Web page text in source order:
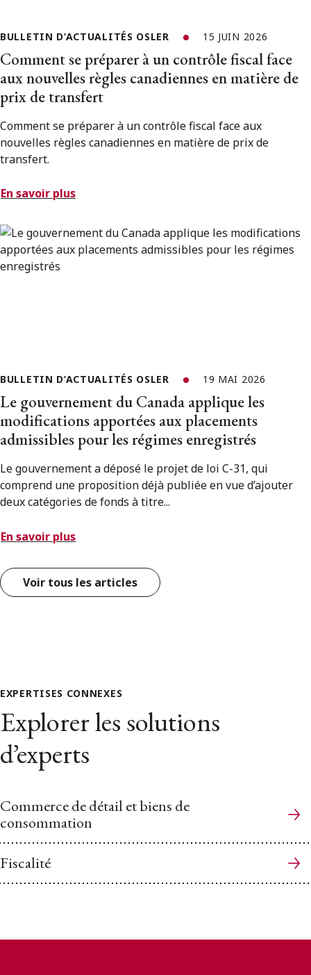
BULLETIN D’ACTUALITÉS OSLER 15 JUIN 2026
Comment se préparer à un contrôle fiscal face
aux nouvelles règles canadiennes en matière de
prix de transfert
Comment se préparer à un contrôle fiscal face aux
nouvelles règles canadiennes en matière de prix de
transfert.
En savoir plus
BULLETIN D’ACTUALITÉS OSLER 19 MAI 2026
Le gouvernement du Canada applique les
modifications apportées aux placements
admissibles pour les régimes enregistrés
Le gouvernement a déposé le projet de loi C-31, qui
comprend une proposition déjà publiée en vue d’ajouter
deux catégories de fonds à titre...
En savoir plus
Voir tous les articles
EXPERTISES CONNEXES
Explorer les solutions
d’experts
Commerce de détail et biens de
consommation
Fiscalité